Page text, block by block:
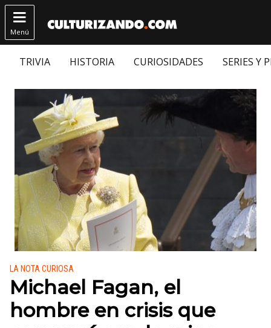

Menú
TRIVIA HISTORIA CURIOSIDADES SERIES Y
Publicado en:
LA NOTA CURIOSA
Michael Fagan, el
hombre en crisis que